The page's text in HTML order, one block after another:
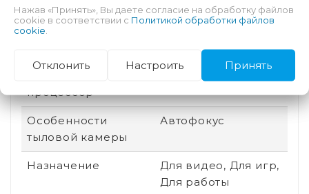
Дата выхода 2023
Exynos 1380
процессор
ARM Mali-G68 MC4
Особенности
тыловой камеры
Автофокус
Назначение
Для видео, Для игр,
Для работы
Нажав «Принять», Вы даете согласие на обработку файлов
cookie в соответствии с Политикой обработки файлов
cookie
Отклонить Настроить Принять